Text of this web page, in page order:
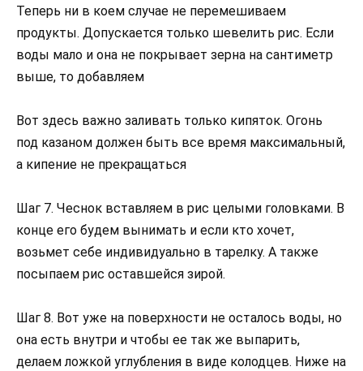
Теперь ни в коем случае не перемешиваем
продукты. Допускается только шевелить рис. Если
воды мало и она не покрывает зерна на сантиметр
выше, то добавляем
Вот здесь важно заливать только кипяток. Огонь
под казаном должен быть все время максимальный,
а кипение не прекращаться
Шаг 7. Чеснок вставляем в рис целыми головками. В
конце его будем вынимать и если кто хочет,
возьмет себе индивидуально в тарелку. А также
посыпаем рис оставшейся зирой.
Шаг 8. Вот уже на поверхности не осталось воды, но
она есть внутри и чтобы ее так же выпарить,
делаем ложкой углубления в виде колодцев. Ниже на